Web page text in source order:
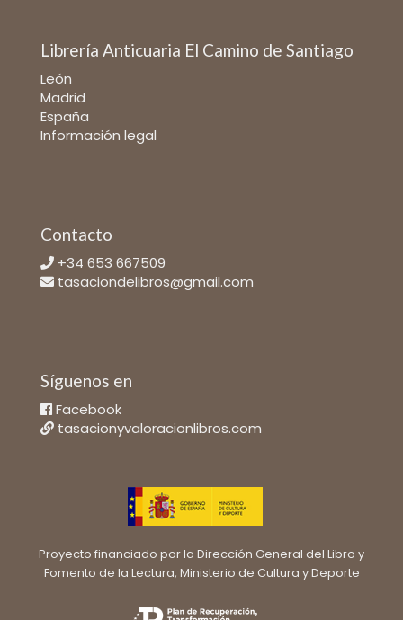
Librería Anticuaria El Camino de Santiago
León
Madrid
España
Información legal
Contacto
+34 653 667509
tasaciondelibros@gmail.com
Síguenos en
Facebook
tasacionyvaloracionlibros.com
Proyecto financiado por la Dirección General del Libro y
Fomento de la Lectura, Ministerio de Cultura y Deporte